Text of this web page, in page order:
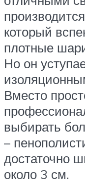
который
плотные
Но он
Вместо
выбирать
–
достаточно
около 3 см.